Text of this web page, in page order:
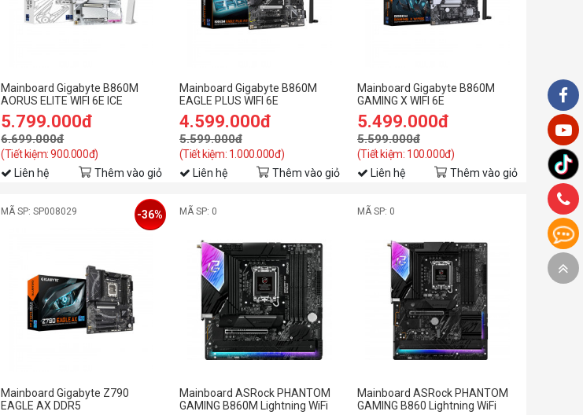
Mainboard Gigabyte B860M
AORUS ELITE WIFI 6E ICE
5.799.000đ
6.699.000đ
(Tiết kiệm: 900.000đ)
Liên hệ Thêm vào giỏ
Mainboard Gigabyte B860M
EAGLE PLUS WIFI 6E
4.599.000đ
5.599.000đ
(Tiết kiệm: 1.000.000đ)
Liên hệ Thêm vào giỏ
Mainboard Gigabyte B860M
GAMING X WIFI 6E
5.499.000đ
5.599.000đ
(Tiết kiệm: 100.000đ)
Liên hệ Thêm vào giỏ
MÃ SP: SP008029
Mainboard Gigabyte Z790
EAGLE AX DDR5
-36% MÃ SP: 0
Mainboard ASRock PHANTOM
GAMING B860M Lightning WiFi
MÃ SP: 0
Mainboard ASRock PHANTOM
GAMING B860 Lightning WiFi